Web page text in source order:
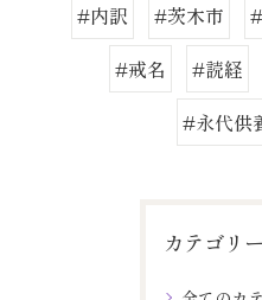
#内訳
#茨木市
#戒名
#読経
#永代供
カテゴリー